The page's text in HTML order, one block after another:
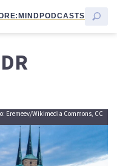
RE:MINDPODCASTS
Eremeev/Wikimedia Commons, CC